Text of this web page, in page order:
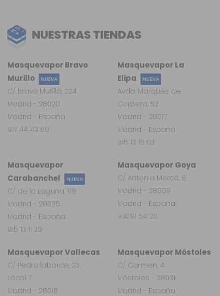
NUESTRAS TIENDAS
Masquevapor
Carabanchel
NUEVA
C/ de la Laguna, 99
Madrid - 28025
Madrid - España
915 13 11 29
Masquevapor Vallecas
C/ Pedro laborde, 23 -
Local 7
Madrid - 28018
Masquevapor Móstoles
C/ Carmen, 4
Móstoles - 28931
Madrid - España
Masquevapor Goya
C/ Antonia Mercé, 8
Madrid - 28009
Madrid - España
914 91 54 20
Masquevapor La
Elipa
NUEVA
Avda. Marqués de
Corbera, 52
Madrid - 28017
Madrid - España
915 13 19 03
Masquevapor Bravo
Murillo
NUEVA
C/ Bravo Murillo, 224
Madrid - 28020
Madrid - España
917 44 43 69